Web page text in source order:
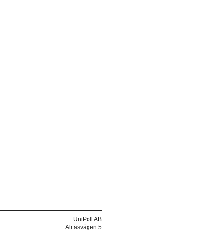
UniPoll AB
Alnäsvägen 5